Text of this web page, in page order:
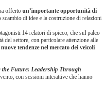
offerto un’importante opportunità di
scambio di idee e la costruzione di relazioni
14 relatori di spicco, che sul palco
settore, con particolare attenzione alle
tendenze nel mercato dei veicoli
the Future: Leadership Through
con sessioni interattive che hanno